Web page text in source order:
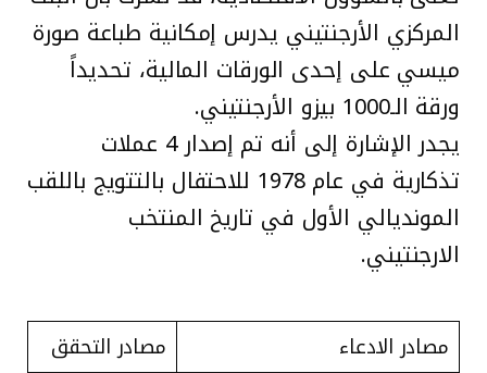
المركزي الأرجنتيني يدرس إمكانية طباعة صورة
ميسي على إحدى الورقات المالية، تحديداً
ورقة الـ1000 بيزو الأرجنتيني.
يجدر الإشارة إلى أنه تم إصدار 4 عملات
تذكارية في عام 1978 للاحتفال بالتتويج باللقب
المونديالي الأول في تاريخ المنتخب
الارجنتيني.
مصادر الادعاء
مصادر التحقق